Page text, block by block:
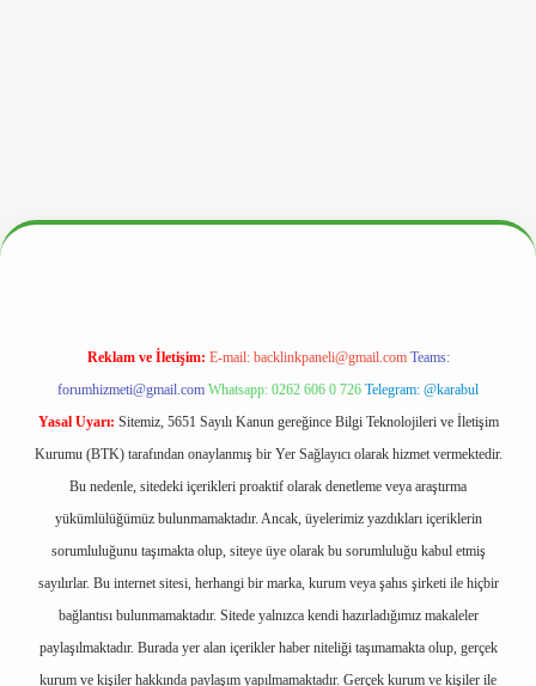
Reklam ve İletişim: E-mail: backlinkpaneli@gmail.com Teams:
forumhizmeti@gmail.com Whatsapp: 0262 606 0 726 Telegram: @karabul
Yasal Uyarı: Sitemiz, 5651 Sayılı Kanun gereğince Bilgi Teknolojileri ve İletişim
Kurumu (BTK) tarafından onaylanmış bir Yer Sağlayıcı olarak hizmet vermektedir.
Bu nedenle, sitedeki içerikleri proaktif olarak denetleme veya araştırma
yükümlülüğümüz bulunmamaktadır. Ancak, üyelerimiz yazdıkları içeriklerin
sorumluluğunu taşımakta olup, siteye üye olarak bu sorumluluğu kabul etmiş
sayılırlar. Bu internet sitesi, herhangi bir marka, kurum veya şahıs şirketi ile hiçbir
bağlantısı bulunmamaktadır. Sitede yalnızca kendi hazırladığımız makaleler
paylaşılmaktadır. Burada yer alan içerikler haber niteliği taşımamakta olup, gerçek
kurum ve kişiler hakkında paylaşım yapılmamaktadır. Gerçek kurum ve kişiler ile